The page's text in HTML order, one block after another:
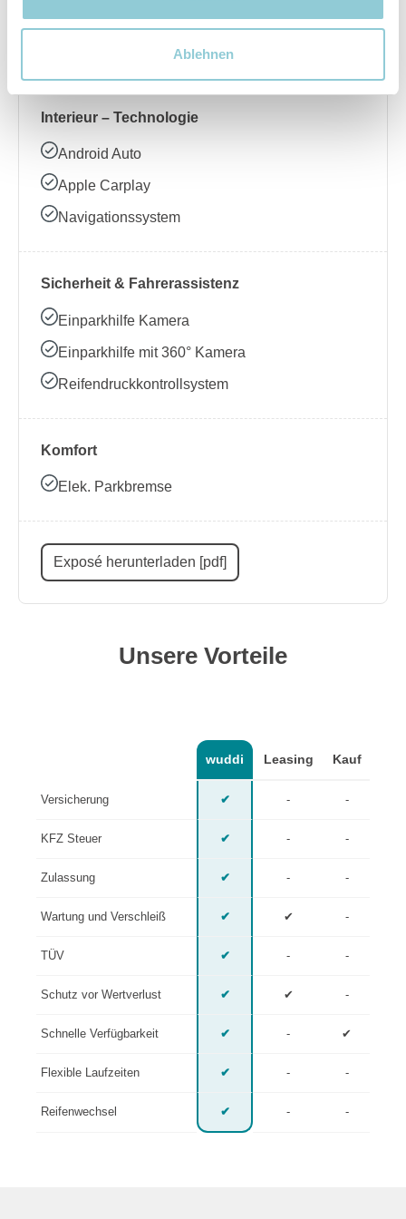
Ablehnen
Beheizbares Lenkrad
Interieur – Technologie
Android Auto
Apple Carplay
Navigationssystem
Sicherheit & Fahrerassistenz
Einparkhilfe Kamera
Einparkhilfe mit 360° Kamera
Reifendruckkontrollsystem
Komfort
Elek. Parkbremse
Exposé herunterladen [pdf]
Unsere Vorteile
wuddi Leasing Kauf
Versicherung ✔ - -
KFZ Steuer ✔ - -
Zulassung ✔ - -
Wartung und Verschleiß ✔ ✔ -
TÜV ✔ - -
Schutz vor Wertverlust ✔ ✔ -
Schnelle Verfügbarkeit ✔ - ✔
Flexible Laufzeiten ✔ - -
Reifenwechsel ✔ - -